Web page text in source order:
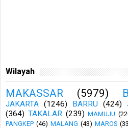
Wilayah
MAKASSAR (5979)
JAKARTA (1246) BARRU (424)
(364) TAKALAR (239) MAMUJU
PANGKEP (46) MALANG (43) MAROS